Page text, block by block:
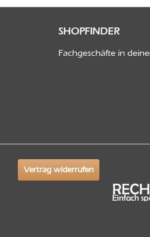
SHOPFINDER
Fachgeschäfte in
Vertrag widerrufen